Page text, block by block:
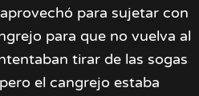
para sujetar con
para que no vuelva al
tirar de las sogas
el cangrejo estaba